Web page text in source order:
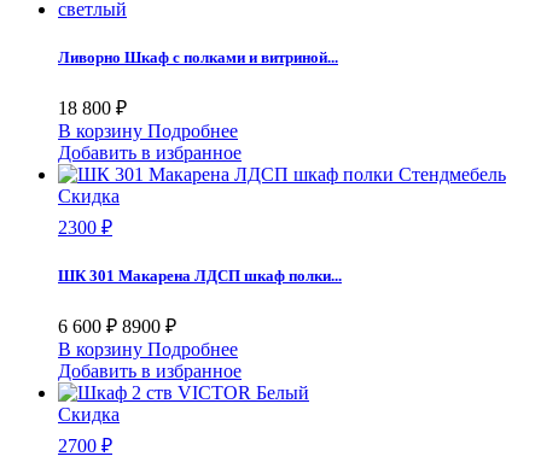
Mebior Tech
Slotex 0
Thermoplast
Алвест 0
Альбико 0
Аскона 0
БИ-мебель
БМ-Мебель
Боровичи-Мебель 0
Браво 10
БТС 20
Бюрократ 0
ВВР 0
Вента
Гасоян
Ливорно Шкаф с полками и витриной...
18 800 ₽
В корзину Подробнее
Добавить в избранное
Скидка
2300 ₽
ШК 301 Макарена ЛДСП шкаф полки...
6 600 ₽ 8900 ₽
В корзину Подробнее
Добавить в избранное
Скидка
2700 ₽